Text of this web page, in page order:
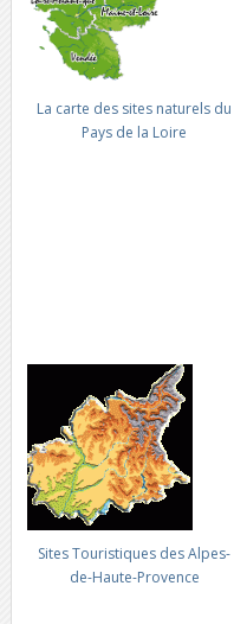
La carte des sites naturels du
Pays de la Loire
Sites Touristiques des Alpes-
de-Haute-Provence